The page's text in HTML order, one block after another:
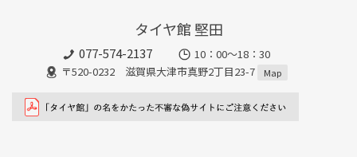
タイヤ館 堅田
077-574-2137
10：00～18：30
〒520-0232 滋賀県大津市真野2丁目23-7
Map